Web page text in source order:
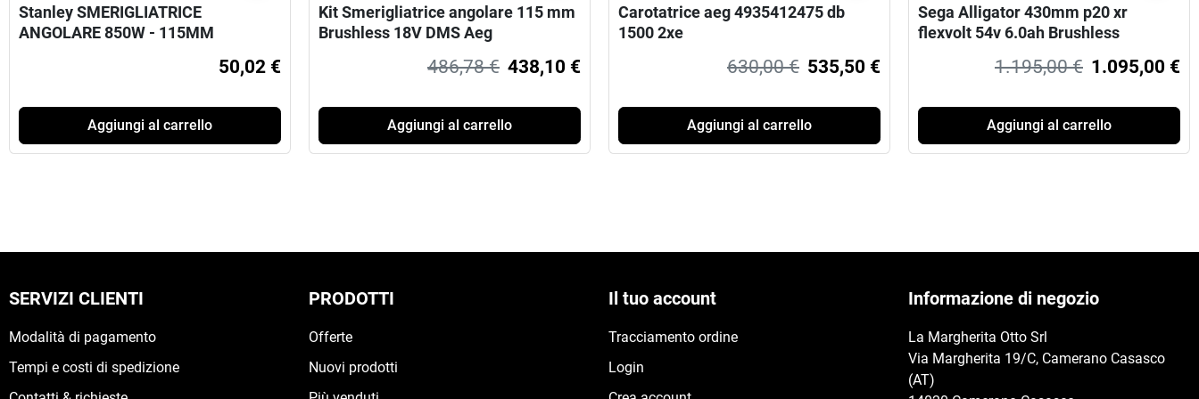
Stanley SMERIGLIATRICE
ANGOLARE 850W - 115MM
50,02 €
Aggiungi al carrello
Kit Smerigliatrice angolare 115 mm
Brushless 18V DMS Aeg
486,78 € 438,10 €
Aggiungi al carrello
Carotatrice aeg 4935412475 db
1500 2xe
630,00 € 535,50 €
Aggiungi al carrello
Sega Alligator 430mm p20 xr
flexvolt 54v 6.0ah Brushless
1.195,00 € 1.095,00 €
Aggiungi al carrello
SERVIZI CLIENTI
Modalità di pagamento
Tempi e costi di spedizione
PRODOTTI
Offerte
Nuovi prodotti
Il tuo account
Tracciamento ordine
Login
Informazione di negozio
La Margherita Otto Srl
Via Margherita 19/C, Camerano Casasco
(AT)